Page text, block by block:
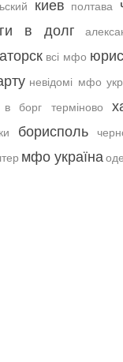
киев полтава
в долг
всі мфо
невідомі мфо
в борг терміново
борисполь
мфо україна